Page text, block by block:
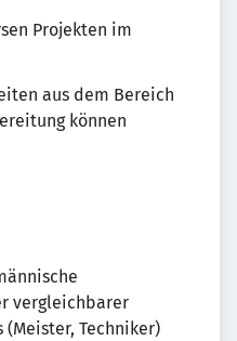
Projekten im
aus dem Bereich
können
vergleichbarer
Techniker)